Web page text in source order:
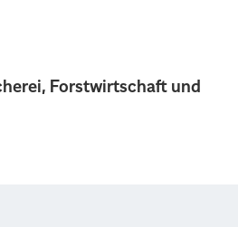
Forstwirtschaft und